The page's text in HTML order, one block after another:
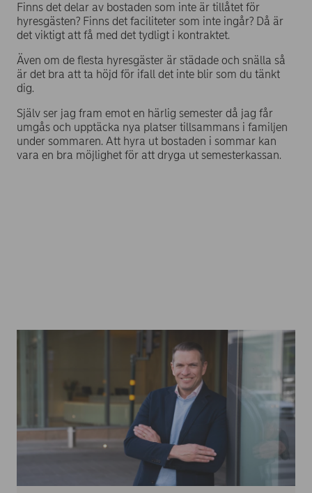
Finns det delar av bostaden som inte är tillåtet för
hyresgästen? Finns det faciliteter som inte ingår? Då är
det viktigt att få med det tydligt i kontraktet.
Även om de flesta hyresgäster är städade och snälla så
är det bra att ta höjd för ifall det inte blir som du tänkt
dig.
Själv ser jag fram emot en härlig semester då jag får
umgås och upptäcka nya platser tillsammans i familjen
under sommaren. Att hyra ut bostaden i sommar kan
vara en bra möjlighet för att dryga ut semesterkassan.